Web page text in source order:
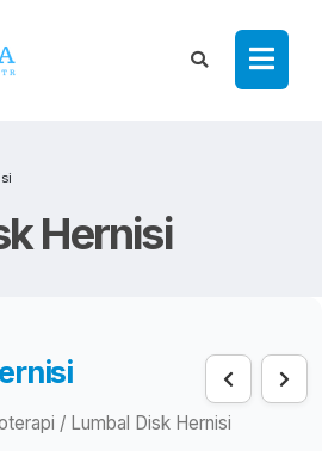
Hernisi
/ Lumbal Disk Hernisi